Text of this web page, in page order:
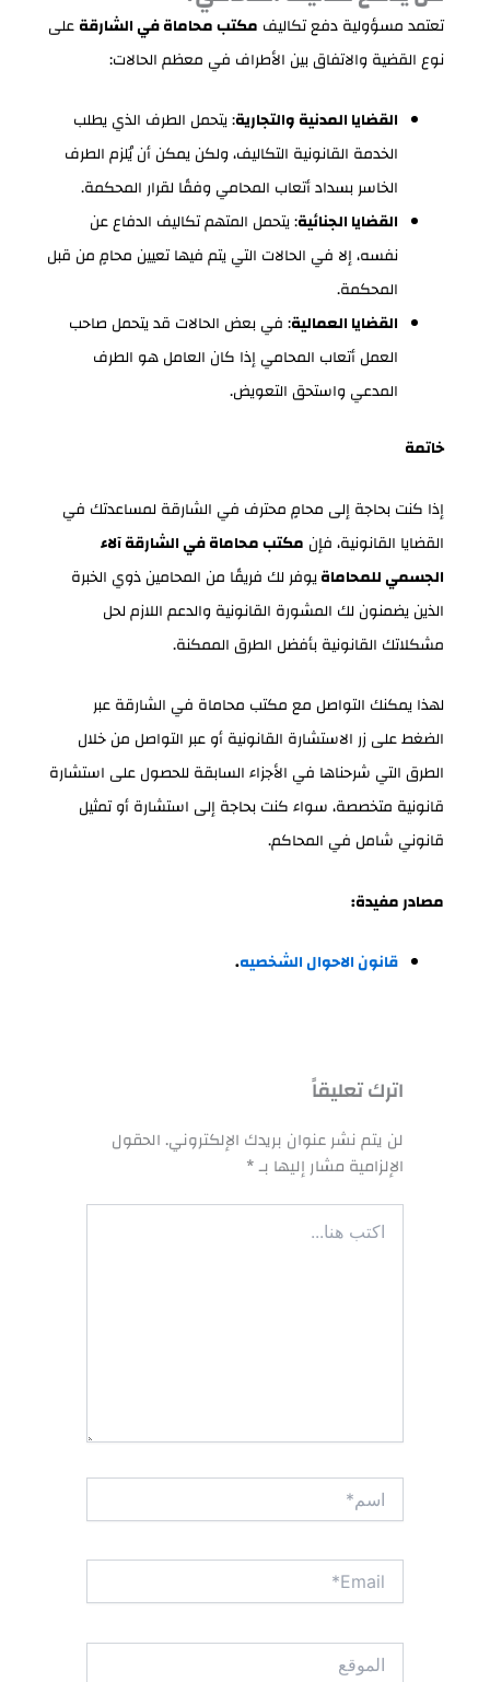
تعتمد مسؤولية دفع تكاليف مكتب محاماة في الشارقةعلى
نوع القضية والاتفاق بين الأطراف في معظم الحالات:
القضايا المدنية والتجارية: يتحمل الطرف الذي يطلب
الخدمة القانونية التكاليف، ولكن يمكن أن يُلزم الطرف
الخاسر بسداد أتعاب المحامي وفقًا لقرار المحكمة.
القضايا الجنائية: يتحمل المتهم تكاليف الدفاع عن
نفسه، إلا في الحالات التي يتم فيها تعيين محامٍ من قبل
المحكمة.
القضايا العمالية: في بعض الحالات قد يتحمل صاحب
العمل أتعاب المحامي إذا كان العامل هو الطرف
المدعي واستحق التعويض.
خاتمة
إذا كنت بحاجة إلى محامٍ محترف في الشارقة لمساعدتك في
القضايا القانونية، فإن مكتب محاماة في الشارقة آلاء
الجسمي للمحاماةيوفر لك فريقًا من المحامين ذوي الخبرة
الذين يضمنون لك المشورة القانونية والدعم اللازم لحل
مشكلاتك القانونية بأفضل الطرق الممكنة.
لهذا يمكنك التواصل مع مكتب محاماة في الشارقة عبر
الضغط على زر الاستشارة القانونية أو عبر التواصل من خلال
الطرق التي شرحناها في الأجزاء السابقة للحصول على استشارة
قانونية متخصصة، سواء كنت بحاجة إلى استشارة أو تمثيل
قانوني شامل في المحاكم.
مصادر مفيدة:
قانون الاحوال الشخصيه.
اترك تعليقاً
لن يتم نشر عنوان بريدك الإلكتروني.الحقول
الإلزامية مشار إليها بـ*
اكتب
هنا...
اسم*
Email*
الموقع